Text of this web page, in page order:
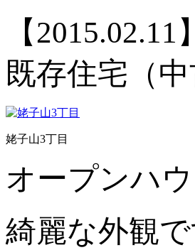
【2015.02.11】
既存住宅（
姥子山3丁目
オープンハ
綺麗な外観